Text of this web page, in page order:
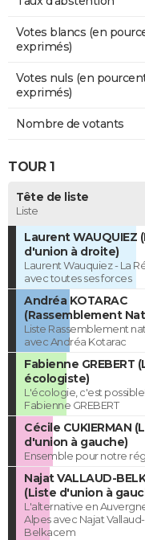
Votes blancs (en
exprimés)
Votes nuls (en
exprimés)
Nombre de votants
TOUR 1
Tête de liste
Liste
Laurent WAUQUIEZ
d'union à droite)
Laurent Wauquiez - La
avec toutes ses forces
Andréa KOTARAC
(Rassemblement
Liste Rassemblement
avec Andréa Kotarac
Fabienne GREBERT
écologiste)
L'écologie, c'est
Fabienne GREBERT
Cécile CUKIERMAN
d'union à gauche)
Ensemble pour notre
Najat VALLAUD-
(Liste d'union à
L'alternative en
Alpes avec Najat Vallaud-
Belkacem